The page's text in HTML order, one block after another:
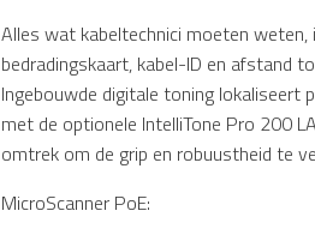
Alles wat kabeltechnici moeten
bedradingskaart, kabel-ID en afstand
Ingebouwde digitale toning lokaliseert
met de optionele IntelliTone Pro 200
omtrek om de grip en robuustheid te
MicroScanner PoE: